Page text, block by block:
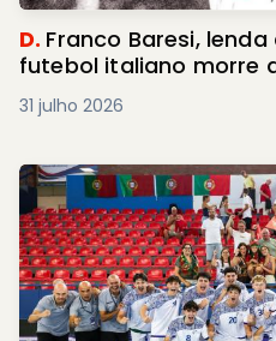
D. Franco Baresi,
futebol italiano morre
31 julho 2026